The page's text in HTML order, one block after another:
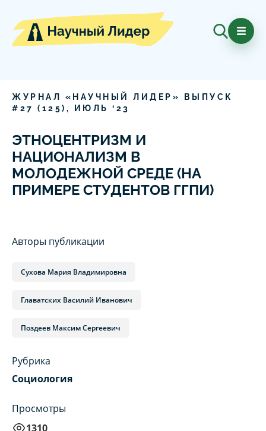
ЖУРНАЛ «НАУЧНЫЙ ЛИДЕР» ВЫПУСК
# 27 ( 125), ИЮЛЬ ‘ 23
ЭТНОЦЕНТРИЗМ И
НАЦИОНАЛИЗМ В
МОЛОДЕЖНОЙ СРЕДЕ (НА
ПРИМЕРЕ СТУДЕНТОВ ГГПИ)
Авторы публикации
Сухова Мария Владимировна
Главатских Василий Иванович
Поздеев Максим Сергеевич
Рубрика
Социология
Просмотры
1310